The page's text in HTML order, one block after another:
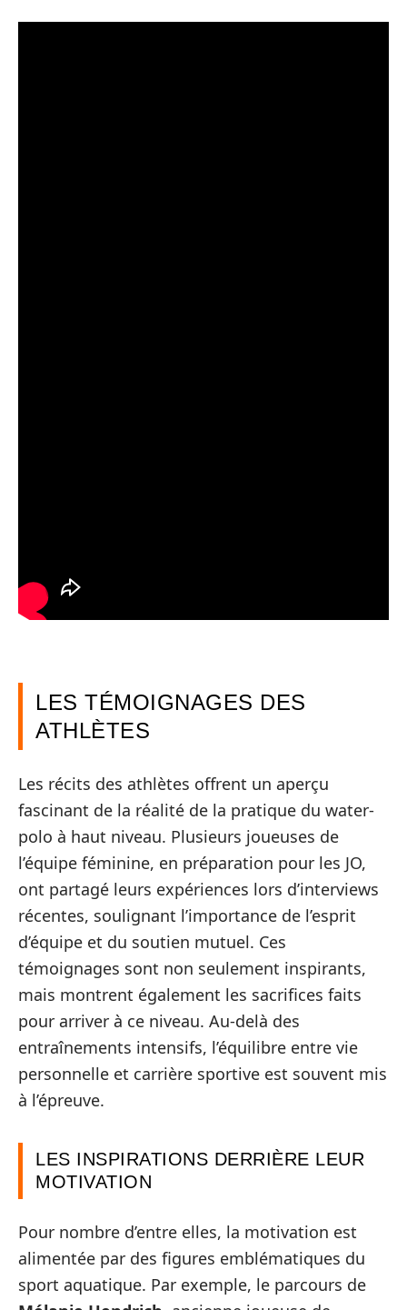
LES TÉMOIGNAGES DES
ATHLÈTES
Les récits des athlètes offrent un aperçu
fascinant de la réalité de la pratique du water-
polo à haut niveau. Plusieurs joueuses de
l’équipe féminine, en préparation pour les JO,
ont partagé leurs expériences lors d’interviews
récentes, soulignant l’importance de l’esprit
d’équipe et du soutien mutuel. Ces
témoignages sont non seulement inspirants,
mais montrent également les sacrifices faits
pour arriver à ce niveau. Au-delà des
entraînements intensifs, l’équilibre entre vie
personnelle et carrière sportive est souvent mis
à l’épreuve.
LES INSPIRATIONS DERRIÈRE LEUR
MOTIVATION
Pour nombre d’entre elles, la motivation est
alimentée par des figures emblématiques du
sport aquatique. Par exemple, le parcours de